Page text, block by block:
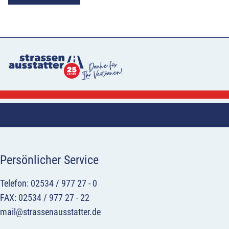
Persönlicher Service
Telefon: 02534 / 977 27 - 0
FAX: 02534 / 977 27 - 22
mail@strassenausstatter.de